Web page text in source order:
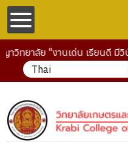
าวิทยาลัย "งานเด่น เรียนดี มีวิ